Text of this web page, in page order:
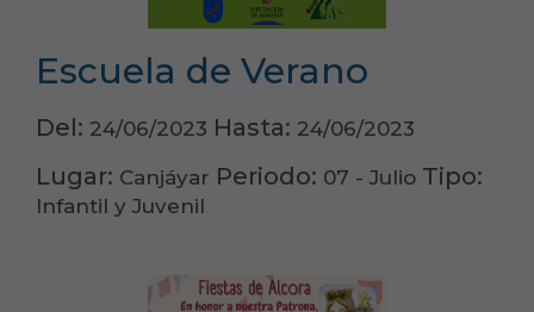
Escuela de Verano
Del: 24/06/2023 Hasta: 24/06/2023
Lugar: Canjáyar Periodo: 07 - Julio Tipo:
Infantil y Juvenil